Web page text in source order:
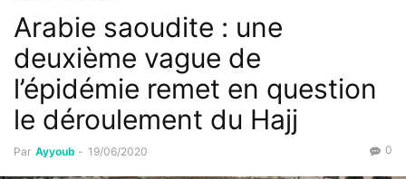
Arabie saoudite : une
deuxième vague de
l’épidémie remet en question
le déroulement du Hajj
Par Ayyoub - 19/06/2020 0